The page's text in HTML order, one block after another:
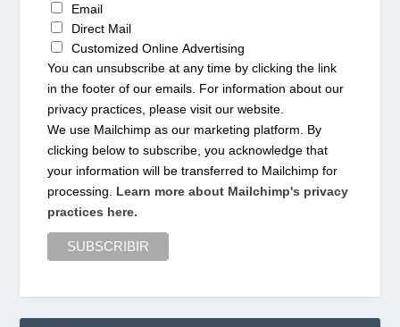
Email
Direct Mail
Customized Online Advertising
You can unsubscribe at any time by clicking the link
in the footer of our emails. For information about our
privacy practices, please visit our website.
We use Mailchimp as our marketing platform. By
clicking below to subscribe, you acknowledge that
your information will be transferred to Mailchimp for
processing. Learn more about Mailchimp's privacy
practices here.